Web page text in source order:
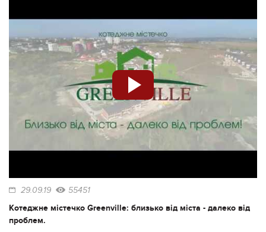
29.09.19 55451
Котеджне містечко Greenville: близько від міста - далеко від
проблем.